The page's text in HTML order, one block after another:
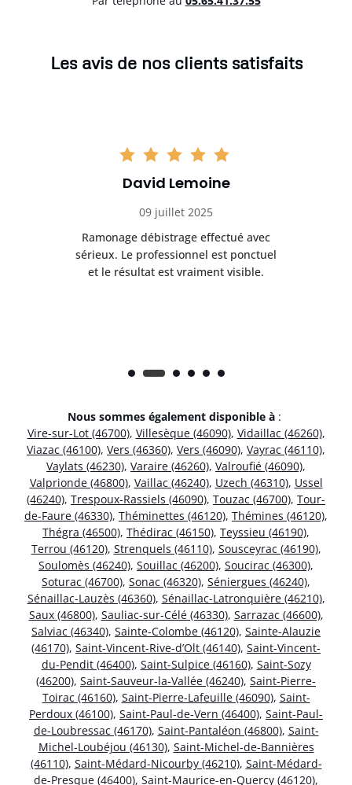
Les avis de nos clients satisfaits
David Lemoine
09 juillet 2025
Ramonage débistrage effectué avec
sérieux. Le professionnel est ponctuel
et le résultat est vraiment visible.
Nous sommes également disponible à :
Vire-sur-Lot (46700), Villesèque (46090), Vidaillac (46260),
Viazac (46100), Vers (46360), Vers (46090), Vayrac (46110),
Vaylats (46230), Varaire (46260), Valroufié (46090),
Valprionde (46800), Vaillac (46240), Uzech (46310), Ussel
(46240), Trespoux-Rassiels (46090), Touzac (46700), Tour-
de-Faure (46330), Théminettes (46120), Thémines (46120),
Thégra (46500), Thédirac (46150), Teyssieu (46190),
Terrou (46120), Strenquels (46110), Sousceyrac (46190),
Soulomès (46240), Souillac (46200), Soucirac (46300),
Soturac (46700), Sonac (46320), Séniergues (46240),
Sénaillac-Lauzès (46360), Sénaillac-Latronquière (46210),
Saux (46800), Sauliac-sur-Célé (46330), Sarrazac (46600),
Salviac (46340), Sainte-Colombe (46120), Sainte-Alauzie
(46170), Saint-Vincent-Rive-d’Olt (46140), Saint-Vincent-
du-Pendit (46400), Saint-Sulpice (46160), Saint-Sozy
(46200), Saint-Sauveur-la-Vallée (46240), Saint-Pierre-
Toirac (46160), Saint-Pierre-Lafeuille (46090), Saint-
Perdoux (46100), Saint-Paul-de-Vern (46400), Saint-Paul-
de-Loubressac (46170), Saint-Pantaléon (46800), Saint-
Michel-Loubéjou (46130), Saint-Michel-de-Bannières
(46110), Saint-Médard-Nicourby (46210), Saint-Médard-
de-Presque (46400), Saint-Maurice-en-Quercy (46120),